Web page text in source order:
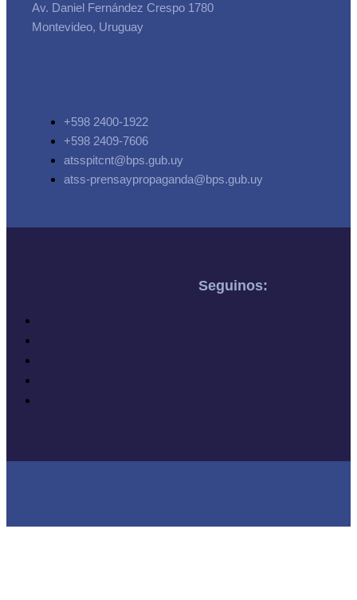
Av. Daniel Fernández Crespo 1780
Montevideo, Uruguay
+598 2400-1922
+598 2409-7606
atsspitcnt@bps.gub.uy
atss-prensaypropaganda@bps.gub.uy
Seguinos: